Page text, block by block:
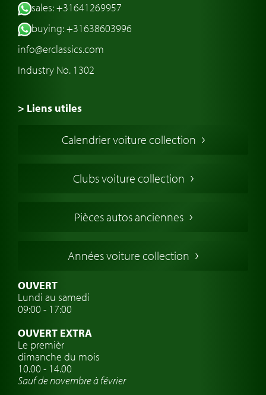
sales: +31641269957
buying: +31638603996
info@erclassics.com
Industry No. 1302
> Liens utiles
Voiture Collection Europe
Voitures Anglaises
Voitures Allemandes
Voitures Suédoises
Assurance voiture de collection
Clubs de voitures classiques
Atelier de voitures anciennes
Montres de marque de voiture
Calendrier voiture collection
Clubs voiture collection
Pièces autos anciennes
Années voiture collection
OUVERT
Lundi au samedi
09:00 - 17:00
OUVERT EXTRA
Le premièr
dimanche du mois
10.00 - 14.00
Sauf de novembre à février